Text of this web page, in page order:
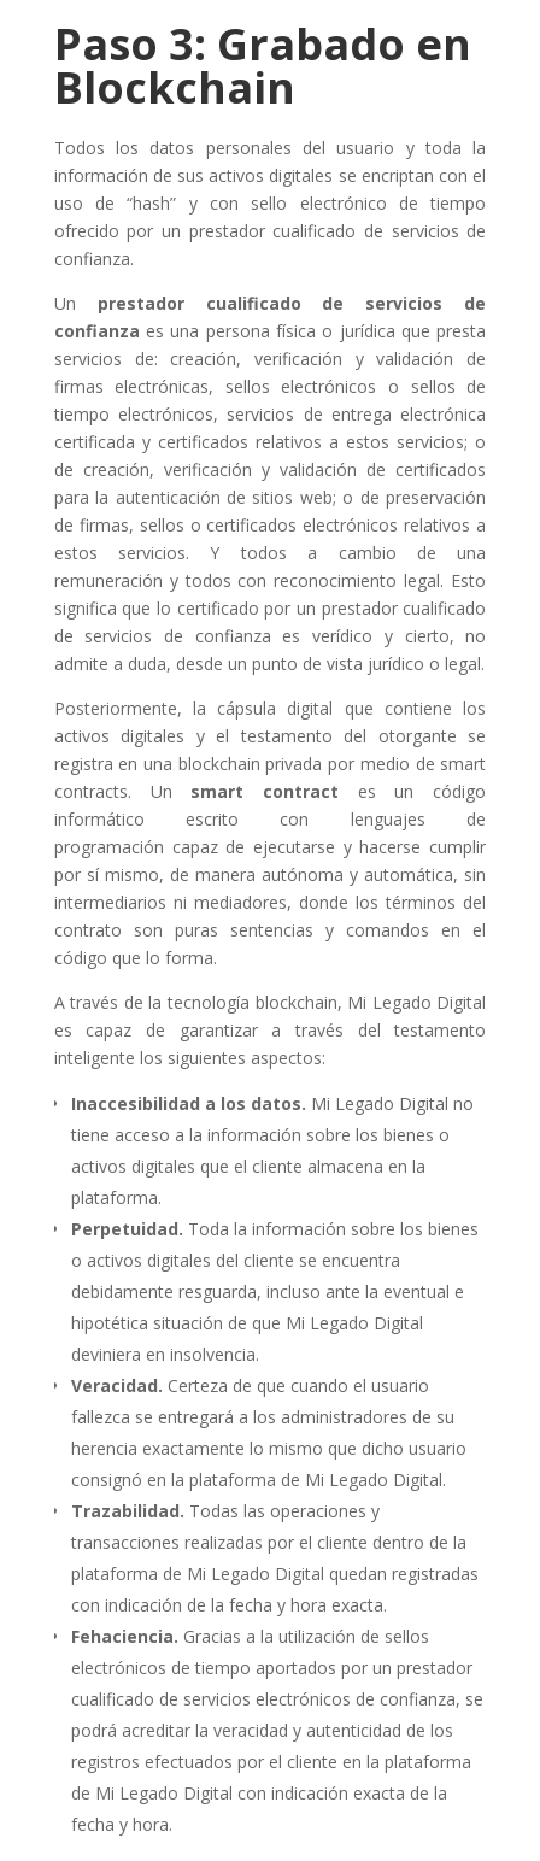
Paso 3: Grabado en
Blockchain
Todos los datos personales del usuario y toda la
información de sus activos digitales se encriptan con el
uso de “hash” y con sello electrónico de tiempo
ofrecido por un prestador cualificado de servicios de
confianza.
Un prestador cualificado de servicios de
confianza es una persona física o jurídica que presta
servicios de: creación, verificación y validación de
firmas electrónicas, sellos electrónicos o sellos de
tiempo electrónicos, servicios de entrega electrónica
certificada y certificados relativos a estos servicios; o
de creación, verificación y validación de certificados
para la autenticación de sitios web; o de preservación
de firmas, sellos o certificados electrónicos relativos a
estos servicios. Y todos a cambio de una
remuneración y todos con reconocimiento legal. Esto
significa que lo certificado por un prestador cualificado
de servicios de confianza es verídico y cierto, no
admite a duda, desde un punto de vista jurídico o legal.
Posteriormente, la cápsula digital que contiene los
activos digitales y el testamento del otorgante se
registra en una blockchain privada por medio de smart
contracts. Un smart contract es un código
informático escrito con lenguajes de
programación capaz de ejecutarse y hacerse cumplir
por sí mismo, de manera autónoma y automática, sin
intermediarios ni mediadores, donde los términos del
contrato son puras sentencias y comandos en el
código que lo forma.
A través de la tecnología blockchain, Mi Legado Digital
es capaz de garantizar a través del testamento
inteligente los siguientes aspectos:
Inaccesibilidad a los datos. Mi Legado Digital no
tiene acceso a la información sobre los bienes o
activos digitales que el cliente almacena en la
plataforma.
Perpetuidad. Toda la información sobre los bienes
o activos digitales del cliente se encuentra
debidamente resguarda, incluso ante la eventual e
hipotética situación de que Mi Legado Digital
deviniera en insolvencia.
Veracidad. Certeza de que cuando el usuario
fallezca se entregará a los administradores de su
herencia exactamente lo mismo que dicho usuario
consignó en la plataforma de Mi Legado Digital.
Trazabilidad. Todas las operaciones y
transacciones realizadas por el cliente dentro de la
plataforma de Mi Legado Digital quedan registradas
con indicación de la fecha y hora exacta.
Fehaciencia. Gracias a la utilización de sellos
electrónicos de tiempo aportados por un prestador
cualificado de servicios electrónicos de confianza, se
podrá acreditar la veracidad y autenticidad de los
registros efectuados por el cliente en la plataforma
de Mi Legado Digital con indicación exacta de la
fecha y hora.